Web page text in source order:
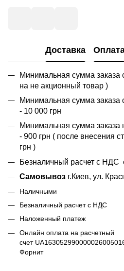
Доставка
Минимальная сумма заказа
на не акционный товар )
Минимальная сумма заказа
- 10 000 грн
Минимальная сумма
- 900 грн ( после внесения
грн )
Безналичный расчет с НДС
Самовывоз г.Киев, ул.
Наличными
Безналичный расчет с НДС
Наложенный платеж
Онлайн оплата на расчетный
счет
Форнит